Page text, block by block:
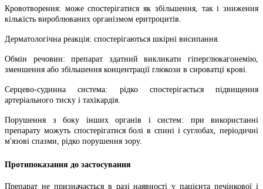
Кровотворення: може спостерігатися як збільшення, так і зниження
кількість вироблюваних організмом еритроцитів.
Дерматологічна реакція: спостерігаються шкірні висипання.
Обмін речовин: препарат здатний викликати гіперглюкагонемію,
зменшення або збільшення концентрації глюкози в сироватці крові.
Серцево-судинна система: рідко спостерігається підвищення
артеріального тиску і тахікардія.
Порушення з боку інших органів і систем: при використанні
препарату можуть спостерігатися болі в спині і суглобах, періодичні
м'язові спазми, рідко порушення зору.
Протипоказання до застосування
Препарат не призначається в разі наявності у пацієнта печінкової і